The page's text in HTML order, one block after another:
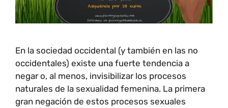
En la sociedad occidental (y también en las no
occidentales) existe una fuerte tendencia a
negar o, al menos, invisibilizar los procesos
naturales de la sexualidad femenina. La primera
gran negación de estos procesos sexuales